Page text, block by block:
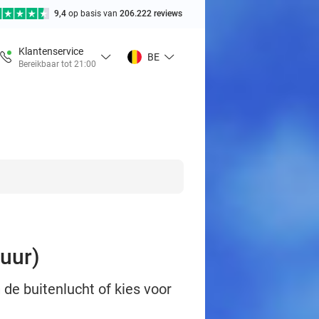
9,4 op basis van 206.222 reviews
Klantenservice
Bereikbaar tot 21:00
BE
buitenlucht of kies voor